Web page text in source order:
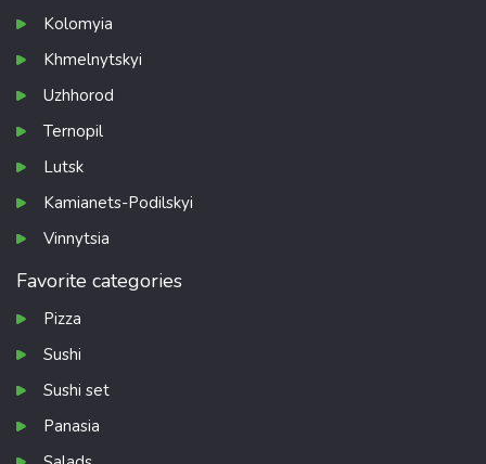
Kolomyia
Khmelnytskyi
Uzhhorod
Ternopil
Lutsk
Kamianets-Podilskyi
Vinnytsia
Favorite categories
Pizza
Sushi
Sushi set
Panasia